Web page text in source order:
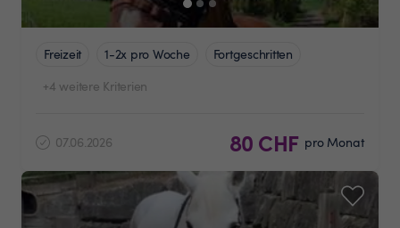
Freizeit 1-2x pro Woche
Fortgeschritten
+4 weitere Kriterien
07.06.2026 80 CHF pro Monat